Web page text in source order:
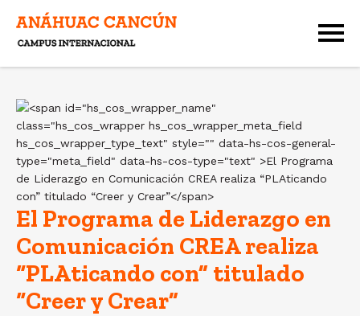
El Programa de Liderazgo en
Comunicación CREA realiza
“PLAticando con” titulado
“Creer y Crear”